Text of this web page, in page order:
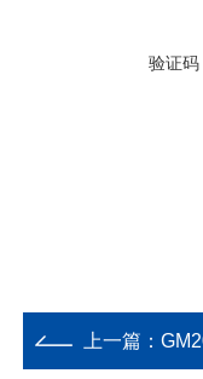
验证码
上一篇：